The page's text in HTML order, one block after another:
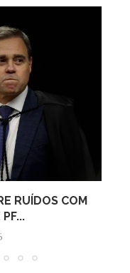
RUÍDOS COM